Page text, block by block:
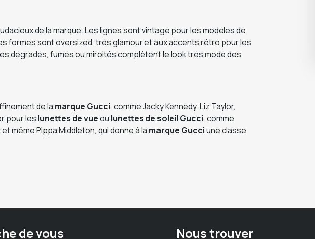
de la marque. Les lignes sont vintage pour les modèles de
formes sont oversized, très glamour et aux accents rétro pour les
dégradés, fumés ou miroités complètent le look très mode des
de la marque Gucci, comme Jacky Kennedy, Liz Taylor,
pour les lunettes de vueou lunettes de soleil Gucci, comme
même Pippa Middleton, qui donne à la marque Gucciune classe
de vous Nous trouver